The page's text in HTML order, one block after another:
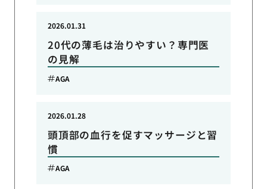
20代の薄毛は治りやすい？専門医
の見解
2026.01.31
AGA
頭頂部の血行を促すマッサージと習
慣
2026.01.28
AGA